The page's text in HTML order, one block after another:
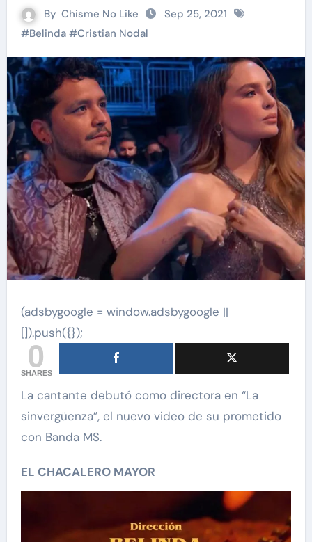
By Chisme No Like
Sep 25, 2021
#Belinda#Cristian Nodal
(adsbygoogle = window.adsbygoogle ||
[]).push({});
0
SHARES
La cantante debutó como directora en “La
sinvergüenza”, el nuevo video de su prometido
con Banda MS.
EL CHACALERO MAYOR